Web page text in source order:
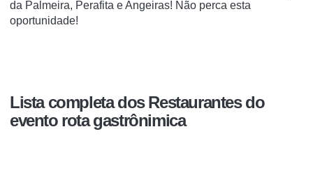
da Palmeira, Perafita e Angeiras! Não perca esta
oportunidade!
Lista completa dos Restaurantes do
evento rota gastrônimica